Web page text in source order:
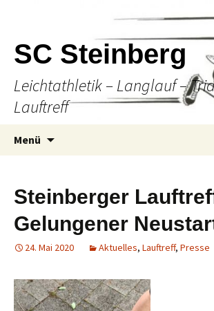
SC Steinberg
Leichtathletik – Langlauf –
Lauftreff
Menü
Steinberger
Gelungener
24. Mai 2020 Aktuelles, Lauftreff, Presse